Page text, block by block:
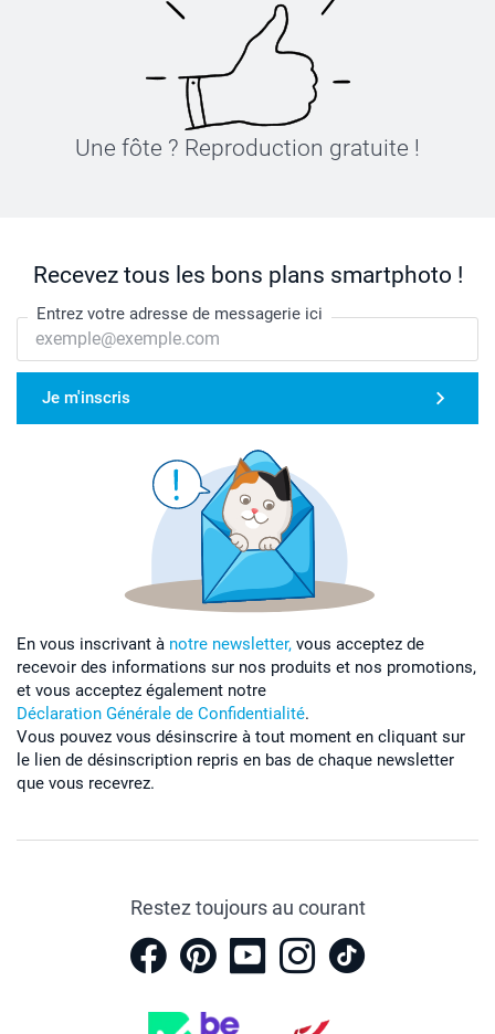
Une fôte ? Reproduction gratuite !
Recevez tous les bons plans smartphoto !
Entrez votre adresse de messagerie ici
Je m'inscris
En vous inscrivant à notre newsletter, vous acceptez de
recevoir des informations sur nos produits et nos promotions,
et vous acceptez également notre
Déclaration Générale de Confidentialité.
Vous pouvez vous désinscrire à tout moment en cliquant sur
le lien de désinscription repris en bas de chaque newsletter
que vous recevrez.
Restez toujours au courant